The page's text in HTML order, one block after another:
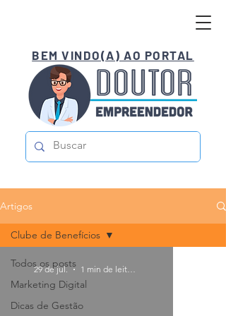
BEM VINDO(A) AO PORTAL
Artigos
Todos os posts
Marketing Digital
Dicas de Gestão
Clube de Benefícios
29 de jul. 1 min de leitura